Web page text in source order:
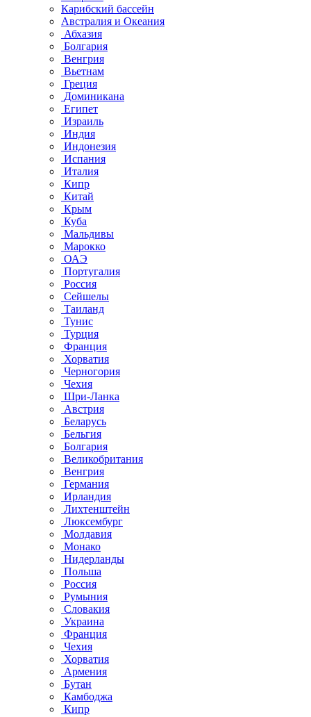
Карибский бассейн
Австралия и Океания
Абхазия
Болгария
Венгрия
Вьетнам
Греция
Доминикана
Египет
Израиль
Индия
Индонезия
Испания
Италия
Кипр
Китай
Крым
Куба
Мальдивы
Марокко
ОАЭ
Португалия
Россия
Сейшелы
Таиланд
Тунис
Турция
Франция
Хорватия
Черногория
Чехия
Шри-Ланка
Австрия
Беларусь
Бельгия
Болгария
Великобритания
Венгрия
Германия
Ирландия
Лихтенштейн
Люксембург
Молдавия
Монако
Нидерланды
Польша
Россия
Румыния
Словакия
Украина
Франция
Чехия
Хорватия
Армения
Бутан
Камбоджа
Кипр